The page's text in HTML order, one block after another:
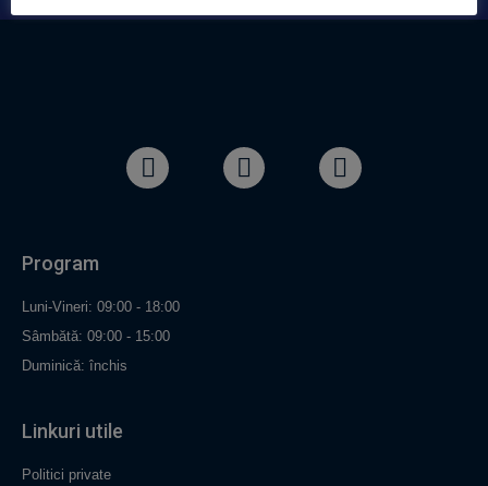
Program
Luni-Vineri: 09:00 - 18:00
Sâmbătă: 09:00 - 15:00
Duminică: închis
Linkuri utile
Politici private